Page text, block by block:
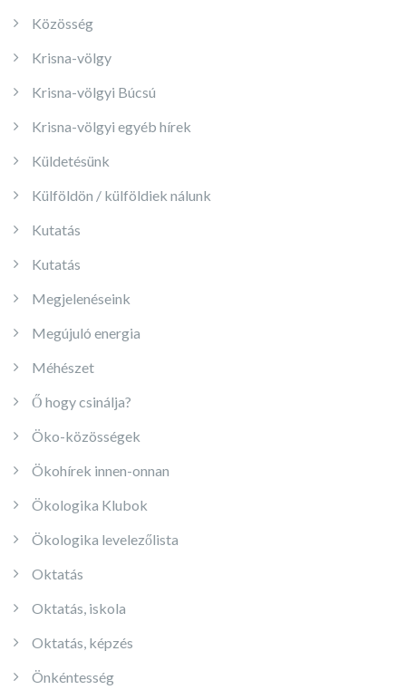
Közösség
Krisna-völgy
Krisna-völgyi Búcsú
Krisna-völgyi egyéb hírek
Küldetésünk
Külföldön / külföldiek nálunk
Kutatás
Kutatás
Megjelenéseink
Megújuló energia
Méhészet
Ő hogy csinálja?
Öko-közösségek
Ökohírek innen-onnan
Ökologika Klubok
Ökologika levelezőlista
Oktatás
Oktatás, iskola
Oktatás, képzés
Önkéntesség